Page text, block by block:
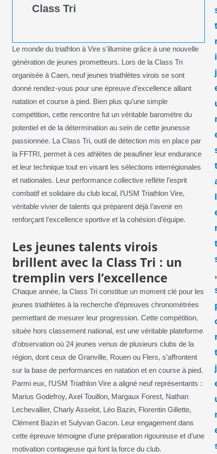
Class Tri
Le monde du triathlon à Vire s’illumine grâce à une nouvelle
génération de jeunes prometteurs. Lors de la Class Tri
organisée à Caen, neuf jeunes triathlètes virois se sont
donné rendez-vous pour une épreuve d’excellence alliant
natation et course à pied. Bien plus qu’une simple
compétition, cette rencontre fut un véritable baromètre du
potentiel et de la détermination au sein de cette jeunesse
passionnée. La Class Tri, outil de détection mis en place par
la FFTRI, permet à ces athlètes de peaufiner leur endurance
et leur technique tout en visant les sélections interrégionales
et nationales. Leur performance collective reflète l’esprit
combatif et solidaire du club local, l’USM Triathlon Vire,
véritable vivier de talents qui préparent déjà l’avenir en
renforçant l’excellence sportive et la cohésion d’équipe.
Les jeunes talents virois
brillent avec la Class Tri : un
tremplin vers l’excellence
Chaque année, la Class Tri constitue un moment clé pour les
jeunes triathlètes à la recherche d’épreuves chronométrées
permettant de mesurer leur progression. Cette compétition,
située hors classement national, est une véritable plateforme
d’observation où 24 jeunes venus de plusieurs clubs de la
région, dont ceux de Granville, Rouen ou Flers, s’affrontent
sur la base de performances en natation et en course à pied.
Parmi eux, l’USM Triathlon Vire a aligné neuf représentants :
Marius Godefroy, Axel Touillon, Margaux Forest, Nathan
Lechevallier, Charly Asselot, Léo Bazin, Florentin Gillette,
Clément Bazin et Sulyvan Gacon. Leur engagement dans
cette épreuve témoigne d’une préparation rigoureuse et d’une
motivation contagieuse qui font la force du club.
i
j
l
,
j